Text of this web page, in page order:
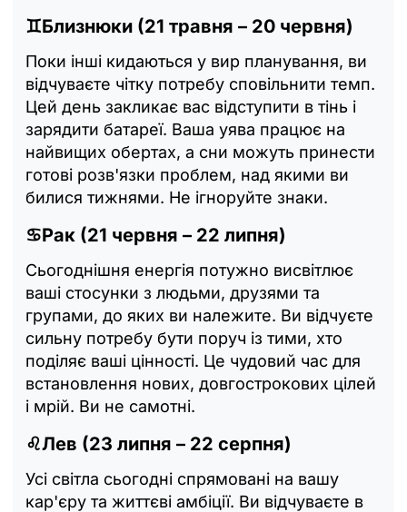
♊Близнюки (21 травня – 20 червня)
Поки інші кидаються у вир планування, ви
відчуваєте чітку потребу сповільнити темп.
Цей день закликає вас відступити в тінь і
зарядити батареї. Ваша уява працює на
найвищих обертах, а сни можуть принести
готові розв'язки проблем, над якими ви
билися тижнями. Не ігноруйте знаки.
♋Рак (21 червня – 22 липня)
Сьогоднішня енергія потужно висвітлює
ваші стосунки з людьми, друзями та
групами, до яких ви належите. Ви відчуєте
сильну потребу бути поруч із тими, хто
поділяє ваші цінності. Це чудовий час для
встановлення нових, довгострокових цілей
і мрій. Ви не самотні.
♌Лев (23 липня – 22 серпня)
Усі світла сьогодні спрямовані на вашу
кар'єру та життєві амбіції. Ви відчуваєте в